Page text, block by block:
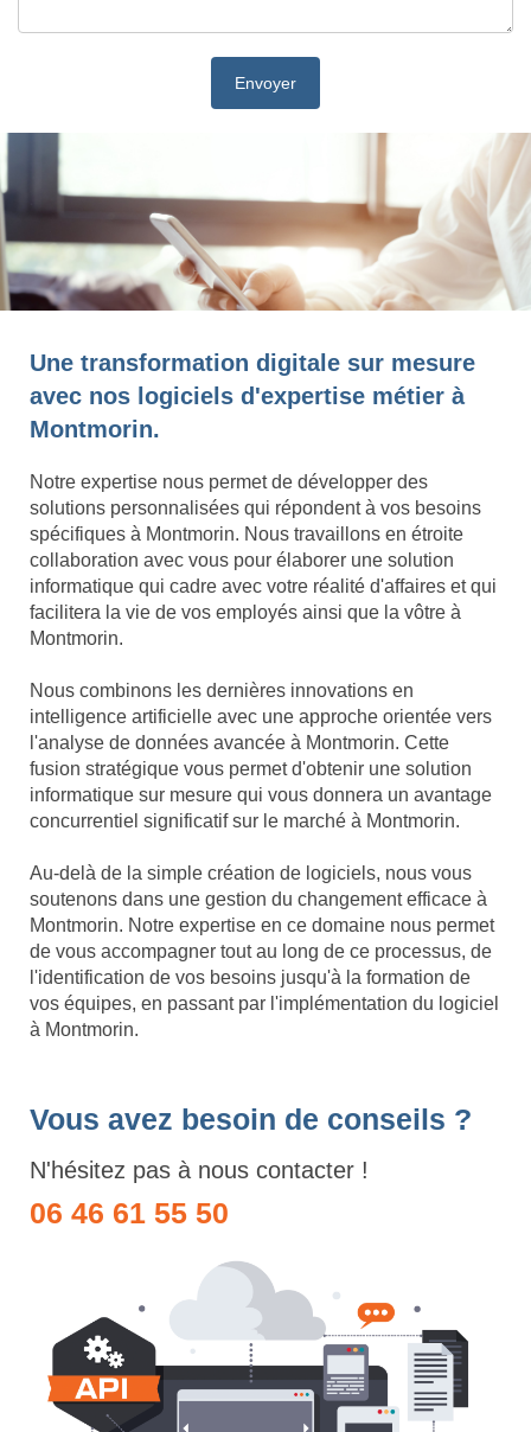
Une transformation digitale sur mesure
avec nos logiciels d'expertise métier à
Montmorin.
Notre expertise nous permet de développer des
solutions personnalisées qui répondent à vos besoins
spécifiques à Montmorin. Nous travaillons en étroite
collaboration avec vous pour élaborer une solution
informatique qui cadre avec votre réalité d'affaires et qui
facilitera la vie de vos employés ainsi que la vôtre à
Montmorin.
Nous combinons les dernières innovations en
intelligence artificielle avec une approche orientée vers
l'analyse de données avancée à Montmorin. Cette
fusion stratégique vous permet d'obtenir une solution
informatique sur mesure qui vous donnera un avantage
concurrentiel significatif sur le marché à Montmorin.
Au-delà de la simple création de logiciels, nous vous
soutenons dans une gestion du changement efficace à
Montmorin. Notre expertise en ce domaine nous permet
de vous accompagner tout au long de ce processus, de
l'identification de vos besoins jusqu'à la formation de
vos équipes, en passant par l'implémentation du logiciel
à Montmorin.
Vous avez besoin de conseils ?
N'hésitez pas à nous contacter !
06 46 61 55 50